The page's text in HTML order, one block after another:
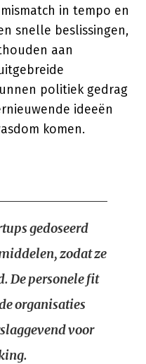
in tempo en
snelle beslissingen,
aan
politiek gedrag
ideeën
komen.
gedoseerd
zodat ze
De personele fit
organisaties
voor